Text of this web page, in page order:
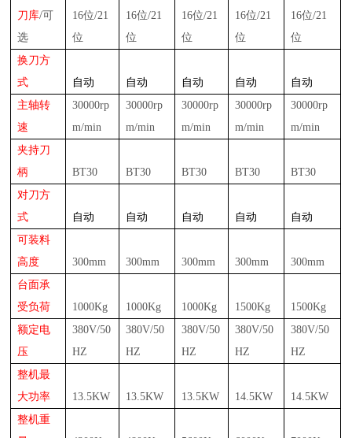
刀库/可
选
16位/21
位
16位/21
位
16位/21
位
16位/21
位
16位/21
位
换刀方
式
自动 自动 自动 自动
自动
主轴转
速
30000rp
m/min
30000rp
m/min
30000rp
m/min
30000rp
m/min
30000rp
m/min
夹持刀
柄
BT30 BT30 BT30 BT30
BT30
对刀方
式
自动 自动 自动 自动
自动
可装料
高度
300mm 300mm 300mm 300mm 300mm
台面承
受负荷
1000Kg 1000Kg 1000Kg 1500Kg 1500Kg
额定电
压
380V/50
HZ
380V/50
HZ
380V/50
HZ
380V/50
HZ
380V/50
HZ
整机最
大功率
13.5KW 13.5KW 13.5KW 14.5KW 14.5KW
整机重